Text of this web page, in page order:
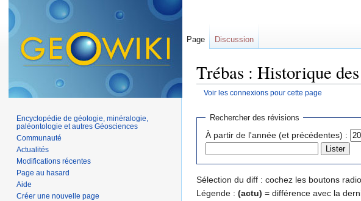
Trébas : Historique
Voir les connexions pour cette page
Rechercher des révisions
À partir de l'année (et précédentes) :
Sélection du diff : cochez les boutons
Légende : (actu) = différence avec la
Page Discussion
Encyclopédie de géologie, minéralogie,
paléontologie et autres Géosciences
Communauté
Actualités
Modifications récentes
Page au hasard
Aide
Créer une nouvelle page